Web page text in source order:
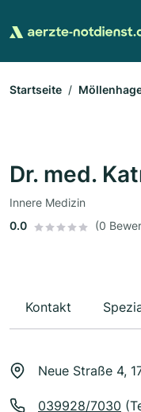
Startseite
Dr. med.
Innere Medizin
0.0
(0
Kontakt
Neue Straße 4,
039928/7030